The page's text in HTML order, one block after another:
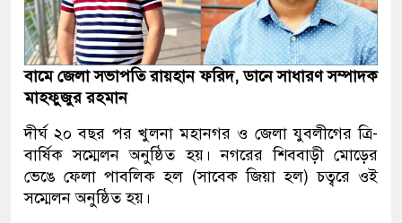
বামে জেলা সভাপতি রায়হান ফরিদ, ডানে সাধারণ সম্পাদক
মাহফুজুর রহমান
দীর্ঘ ২০ বছর পর খুলনা মহানগর ও জেলা যুবলীগের ত্রি-
বার্ষিক সম্মেলন অনুষ্ঠিত হয়। নগরের শিববাড়ী মোড়ের
ভেঙে ফেলা পাবলিক হল (সাবেক জিয়া হল) চত্বরে ওই
সম্মেলন অনুষ্ঠিত হয়।